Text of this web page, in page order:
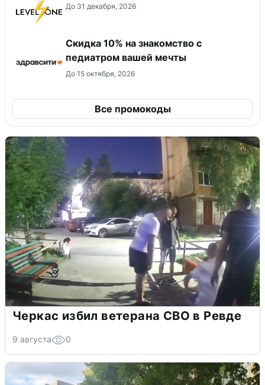
До 31 декабря, 2026
Скидка 10% на знакомство с
педиатром вашей мечты
До 15 октября, 2026
Все промокоды
Черкас избил ветерана СВО в Ревде
9 августа 0